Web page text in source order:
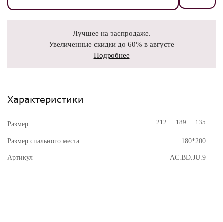
Лучшее на распродаже.
Увеличенные скидки до 60% в августе
Подробнее
Характеристики
Размер 212 189 135
Размер спального места 180*200
Артикул AC.BD.JU.9